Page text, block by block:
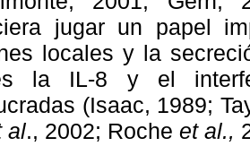
jugar un papel
locales y la
la IL-8 y el
(Isaac, 1989;
al., 2002; Roche et al.,